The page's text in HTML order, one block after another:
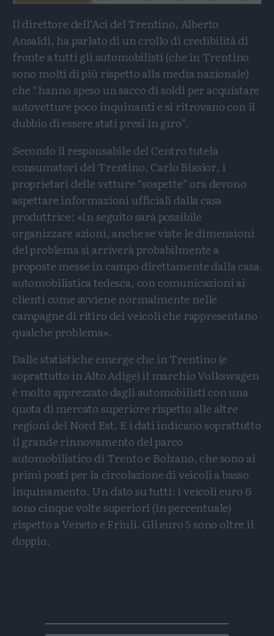
Il direttore dell’Aci del Trentino, Alberto
Ansaldi, ha parlato di un crollo di credibilità di
fronte a tutti gli automobilisti (che in Trentino
sono molti di più rispetto alla media nazionale)
che “hanno speso un sacco di soldi per acquistare
autovetture poco inquinanti e si ritrovano con il
dubbio di essere stati presi in giro”.
Secondo il responsabile del Centro tutela
consumatori del Trentino, Carlo Biasior, i
proprietari delle vetture “sospette” ora devono
aspettare informazioni ufficiali dalla casa
produttrice: «In seguito sarà possibile
organizzare azioni, anche se viste le dimensioni
del problema si arriverà probabilmente a
proposte messe in campo direttamente dalla casa
automobilistica tedesca, con comunicazioni ai
clienti come avviene normalmente nelle
campagne di ritiro dei veicoli che rappresentano
qualche problema».
Dalle statistiche emerge che in Trentino (e
soprattutto in Alto Adige) il marchio Volkswagen
è molto apprezzato dagli automobilisti con una
quota di mercato superiore rispetto alle altre
regioni del Nord Est. E i dati indicano soprattutto
il grande rinnovamento del parco
automobilistico di Trento e Bolzano, che sono ai
primi posti per la circolazione di veicoli a basso
inquinamento. Un dato su tutti: i veicoli euro 6
sono cinque volte superiori (in percentuale)
rispetto a Veneto e Friuli. Gli euro 5 sono oltre il
doppio.